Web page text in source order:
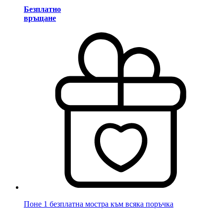
Безплатно
връщане
Поне 1 безплатна мостра към всяка поръчка